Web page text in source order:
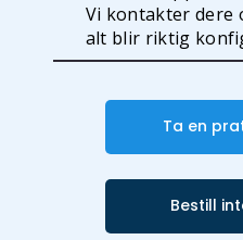
Vi kontakter dere
alt blir riktig
Ta en
Bestill